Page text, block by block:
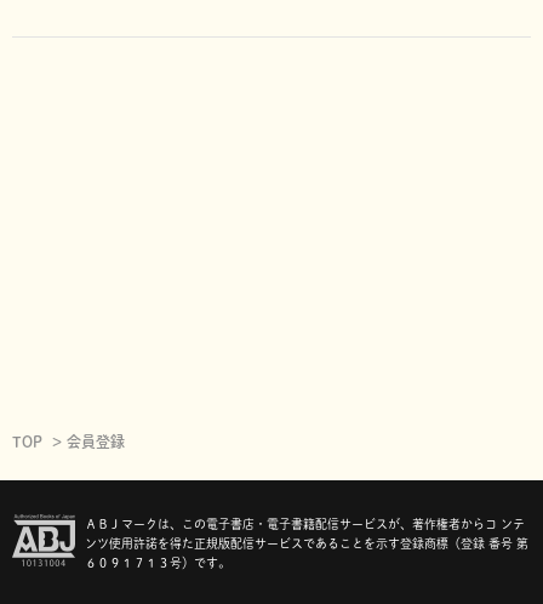
TOP 会員登録
ＡＢＪマークは、この電子書店・電子書籍配信サービスが、著作権者からコ ンテ
ンツ使用許諾を得た正規版配信サービスであることを示す登録商標（登録 番号 第
６０９１７１３号）です。